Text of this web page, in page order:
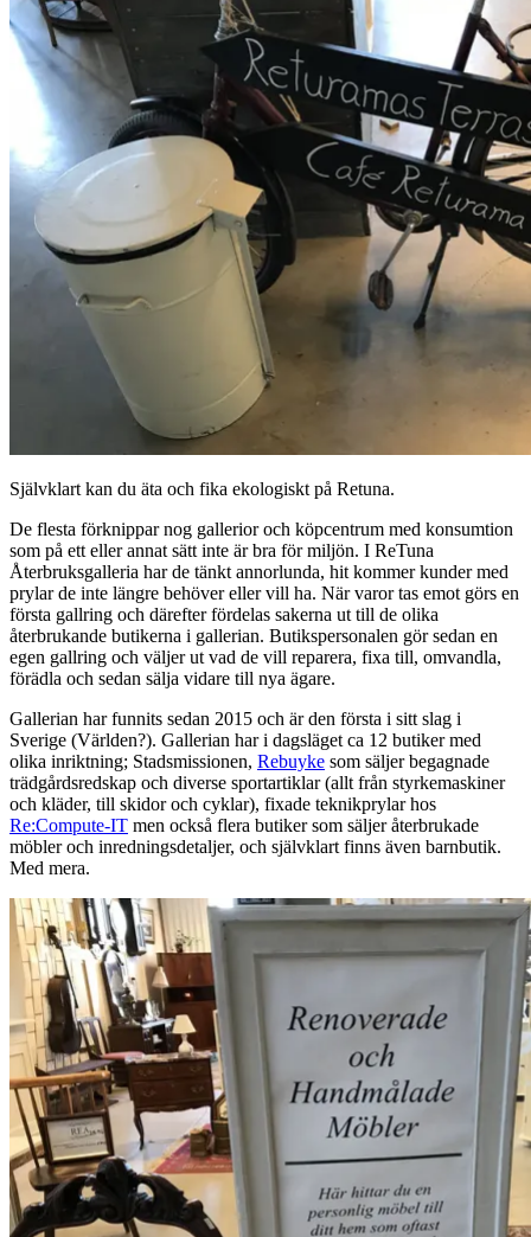
Självklart kan du äta och fika ekologiskt på Retuna.
De flesta förknippar nog gallerior och köpcentrum med konsumtion
som på ett eller annat sätt inte är bra för miljön. I ReTuna
Återbruksgalleria har de tänkt annorlunda, hit kommer kunder med
prylar de inte längre behöver eller vill ha. När varor tas emot görs en
första gallring och därefter fördelas sakerna ut till de olika
återbrukande butikerna i gallerian. Butikspersonalen gör sedan en
egen gallring och väljer ut vad de vill reparera, fixa till, omvandla,
förädla och sedan sälja vidare till nya ägare.
Gallerian har funnits sedan 2015 och är den första i sitt slag i
Sverige (Världen?). Gallerian har i dagsläget ca 12 butiker med
olika inriktning; Stadsmissionen, Rebuyke som säljer begagnade
trädgårdsredskap och diverse sportartiklar (allt från styrkemaskiner
och kläder, till skidor och cyklar), fixade teknikprylar hos
Re:Compute-IT men också flera butiker som säljer återbrukade
möbler och inredningsdetaljer, och självklart finns även barnbutik.
Med mera.